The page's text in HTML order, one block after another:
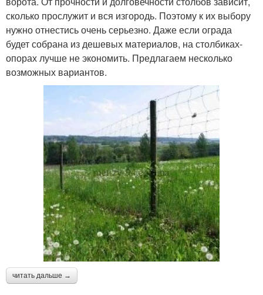
сколько прослужит и вся изгородь. Поэтому к их выбору
нужно отнестись очень серьезно. Даже если ограда
будет собрана из дешевых материалов, на столбиках-
опорах лучше не экономить. Предлагаем несколько
возможных вариантов.
читать дальше →